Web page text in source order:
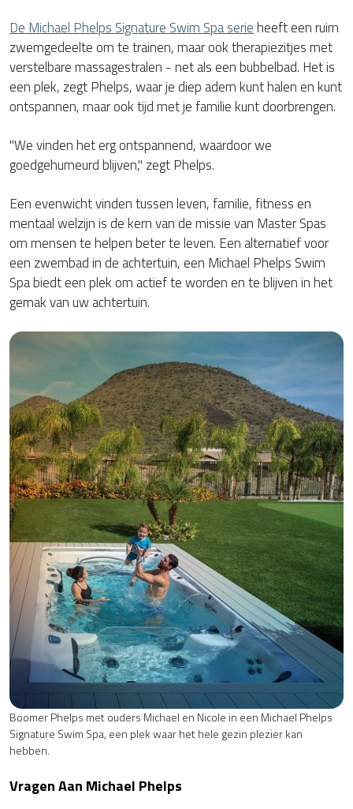
De Michael Phelps Signature Swim Spa serieheeft een ruim
zwemgedeelte om te trainen, maar ook therapiezitjes met
verstelbare massagestralen - net als een bubbelbad. Het is
een plek, zegt Phelps, waar je diep adem kunt halen en kunt
ontspannen, maar ook tijd met je familie kunt doorbrengen.
"We vinden het erg ontspannend, waardoor we
goedgehumeurd blijven," zegt Phelps.
Een evenwicht vinden tussen leven, familie, fitness en
mentaal welzijn is de kern van de missie van Master Spas
om mensen te helpen beter te leven. Een alternatief voor
een zwembad in de achtertuin, een Michael Phelps Swim
Spa biedt een plek om actief te worden en te blijven in het
gemak van uw achtertuin.
Boomer Phelps met ouders Michael en Nicole in een Michael Phelps
Signature Swim Spa, een plek waar het hele gezin plezier kan
hebben.
Vragen Aan Michael Phelps